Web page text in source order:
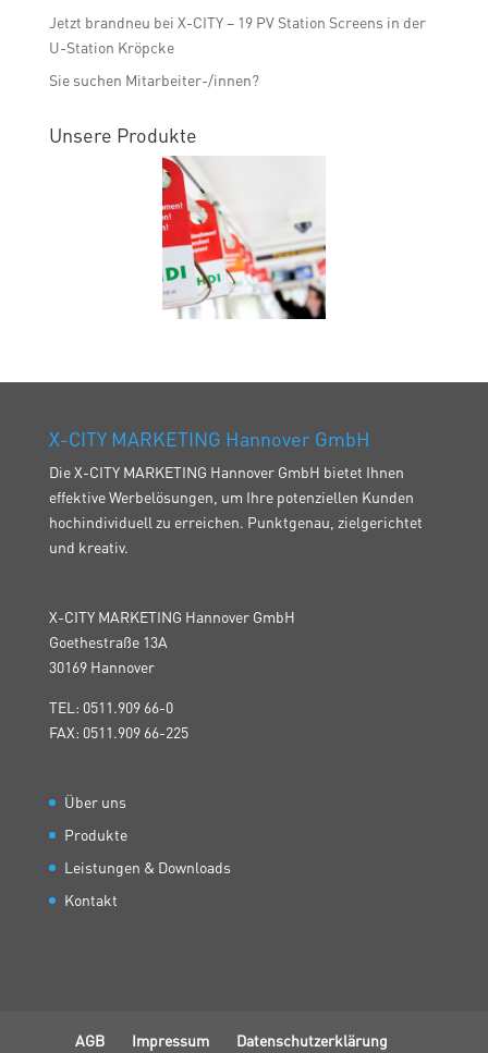
Jetzt brandneu bei X-CITY – 19 PV Station Screens in der
U-Station Kröpcke
Sie suchen Mitarbeiter-/innen?
Unsere Produkte
X-CITY MARKETING Hannover GmbH
Die X-CITY MARKETING Hannover GmbH bietet Ihnen
effektive Werbelösungen, um Ihre potenziellen Kunden
hochindividuell zu erreichen. Punktgenau, zielgerichtet
und kreativ.
X-CITY MARKETING Hannover GmbH
Goethestraße 13A
30169 Hannover
TEL: 0511.909 66-0
FAX: 0511.909 66-225
Über uns
Produkte
Leistungen & Downloads
Kontakt
AGB Impressum Datenschutzerklärung